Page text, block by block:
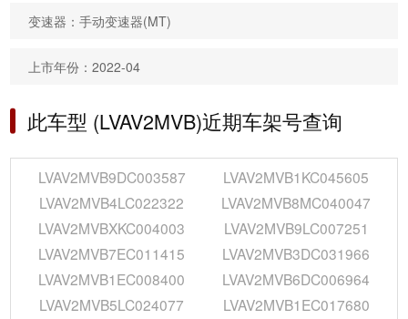
变速器：手动变速器(MT)
上市年份：2022-04
此车型 (LVAV2MVB)近期车架号查询
LVAV2MVB9DC003587
LVAV2MVB1KC045605
LVAV2MVB4LC022322
LVAV2MVB8MC040047
LVAV2MVBXKC004003
LVAV2MVB9LC007251
LVAV2MVB7EC011415
LVAV2MVB3DC031966
LVAV2MVB1EC008400
LVAV2MVB6DC006964
LVAV2MVB5LC024077
LVAV2MVB1EC017680